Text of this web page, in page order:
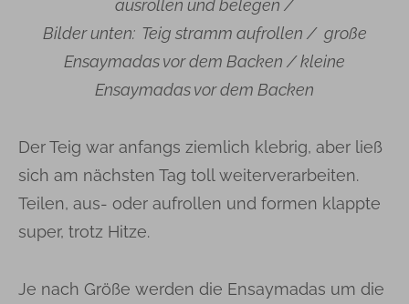
ausrollen und belegen /
Bilder unten: Teig stramm aufrollen / große
Ensaymadas vor dem Backen / kleine
Ensaymadas vor dem Backen
Der Teig war anfangs ziemlich klebrig, aber ließ
sich am nächsten Tag toll weiterverarbeiten.
Teilen, aus- oder aufrollen und formen klappte
super, trotz Hitze.
Je nach Größe werden die Ensaymadas um die